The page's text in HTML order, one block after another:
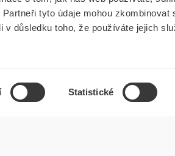
tyto údaje mohou
důsledku toho, že používáte jejich
Statistické